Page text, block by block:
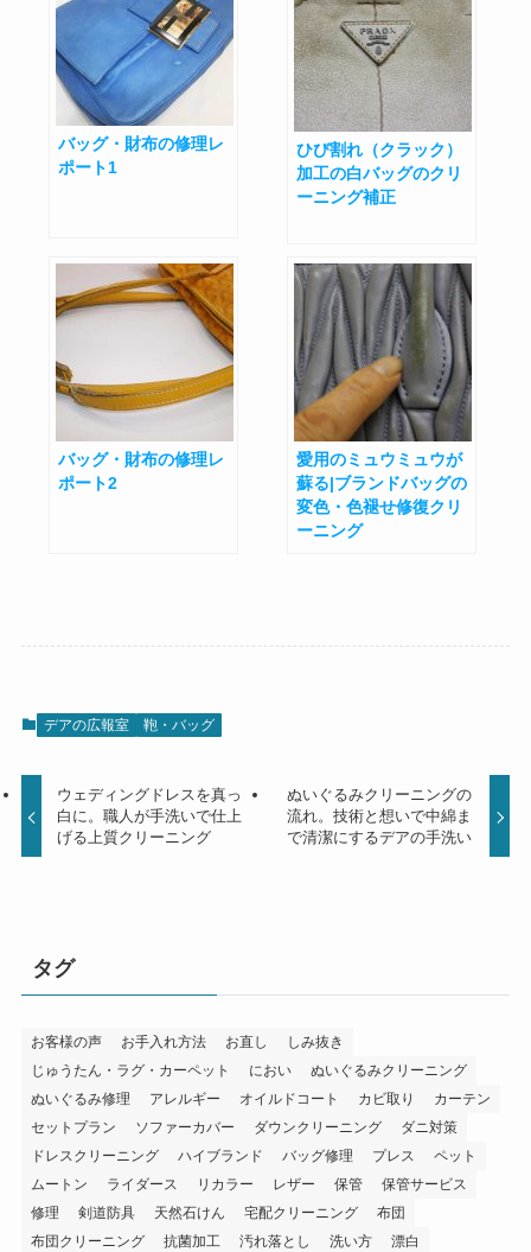
バッグ・財布の修理レ
ポート1
ひび割れ（クラック）
加工の白バッグのクリ
ーニング補正
バッグ・財布の修理レ
ポート2
愛用のミュウミュウが
蘇る|ブランドバッグの
変色・色褪せ修復クリ
ーニング
デアの広報室 鞄・バッグ
ウェディングドレスを真っ
白に。職人が手洗いで仕上
げる上質クリーニング
ぬいぐるみクリーニングの
流れ。技術と想いで中綿ま
で清潔にするデアの手洗い
タグ
お客様の声 お手入れ方法 お直し
しみ抜き
じゅうたん・ラグ・カーペット
におい
ぬいぐるみクリーニング
ぬいぐるみ修理
アレルギー オイルドコート カビ取り
カーテン
セットプラン
ソファーカバー ダウンクリーニング
ダニ対策
ドレスクリーニング
ハイブランド バッグ修理 プレス
ペット
ムートン
ライダース リカラー レザー 保管
保管サービス
修理
剣道防具 天然石けん 宅配クリーニング
布団
布団クリーニング
抗菌加工 汚れ落とし 洗い方
漂白